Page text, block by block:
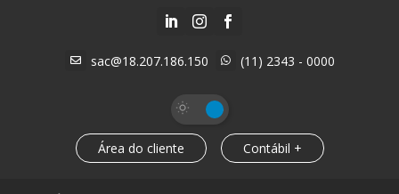
  
 sac@18.207.186.150  (11) 2343 - 0000
Área do cliente Contábil +